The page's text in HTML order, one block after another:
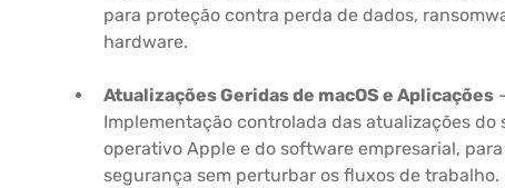
para proteção contra perda de dados,
hardware.
Atualizações Geridas de macOS e Aplicações
Implementação controlada das atualizações do
operativo Apple e do software empresarial,
segurança sem perturbar os fluxos de trabalho.